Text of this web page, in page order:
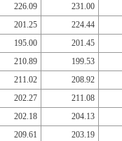
226.09
231.00
201.25
224.44
195.00
201.45
210.89
199.53
211.02
208.92
202.27
211.08
202.18
204.13
209.61
203.19